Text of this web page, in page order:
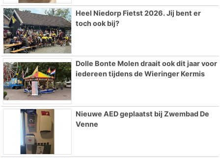
Heel Niedorp Fietst 2026. Jij bent er
toch ook bij?
Dolle Bonte Molen draait ook dit jaar voor
iedereen tijdens de Wieringer Kermis
Nieuwe AED geplaatst bij Zwembad De
Venne